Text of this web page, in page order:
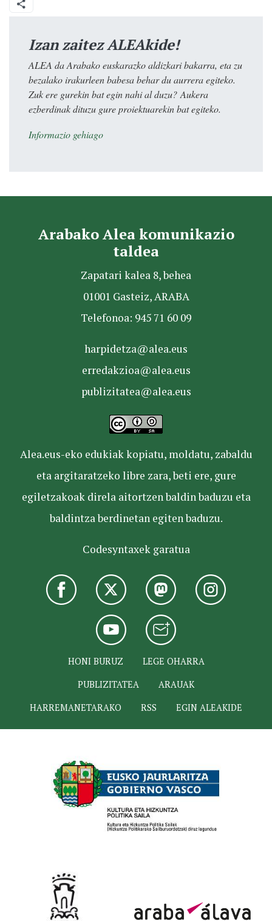
Izan zaitez ALEAkide!
ALEA da Arabako euskarazko aldizkari bakarra, eta zu
bezalako irakurleen babesa behar du aurrera egiteko.
Zuk ere gurekin bat egin nahi al duzu? Aukera
ezberdinak dituzu gure proiektuarekin bat egiteko.
Informazio gehiago
Arabako Alea komunikazio
taldea
Zapatari kalea 8, behea
01001 Gasteiz, ARABA
Telefonoa: 945 71 60 09
harpidetza@alea.eus
erredakzioa@alea.eus
publizitatea@alea.eus
Alea.eus-eko edukiak kopiatu, moldatu, zabaldu
eta argitaratzeko libre zara, beti ere, gure
egiletzakoak direla aitortzen baldin baduzu eta
baldintza berdinetan egiten baduzu.
Codesyntaxek garatua
HONI BURUZ
LEGE OHARRA
PUBLIZITATEA
ARAUAK
HARREMANETARAKO
RSS EGIN ALEAKIDE